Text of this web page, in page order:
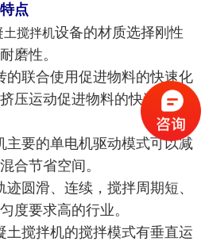
点
土搅拌机设备的材质选择刚性
磨性。
的联合使用促进物料的快速化
压运动促进物料的快速剪切
主要的单电机驱动模式可以减
合节省空间。
圆滑、连续，搅拌周期短、
度要求高的行业。
土搅拌机的搅拌模式有垂直运